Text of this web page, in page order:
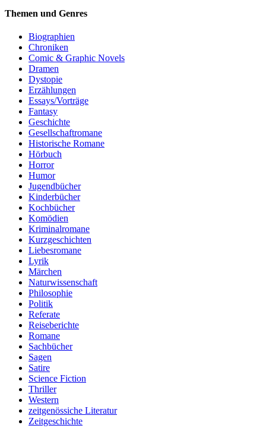
Themen und Genres
Biographien
Chroniken
Comic & Graphic Novels
Dramen
Dystopie
Erzählungen
Essays/Vorträge
Fantasy
Geschichte
Gesellschaftromane
Historische Romane
Hörbuch
Horror
Humor
Jugendbücher
Kinderbücher
Kochbücher
Komödien
Kriminalromane
Kurzgeschichten
Liebesromane
Lyrik
Märchen
Naturwissenschaft
Philosophie
Politik
Referate
Reiseberichte
Romane
Sachbücher
Sagen
Satire
Science Fiction
Thriller
Western
zeitgenössiche Literatur
Zeitgeschichte